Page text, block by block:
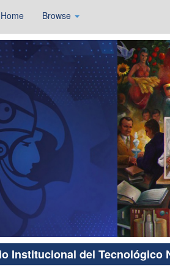
Browse
Institucional del Tecnológico